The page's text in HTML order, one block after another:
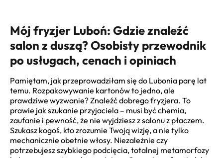
Mój fryzjer Luboń: Gdzie znaleźć
salon z duszą? Osobisty przewodnik
po usługach, cenach i opiniach
Pamiętam, jak przeprowadziłam się do Lubonia parę lat
temu. Rozpakowywanie kartonów to jedno, ale
prawdziwe wyzwanie? Znaleźć dobrego fryzjera. To
prawie jak szukanie przyjaciela – musi być chemia,
zaufanie i pewność, że nie wyjdziesz z salonu z płaczem.
Szukasz kogoś, kto zrozumie Twoją wizję, a nie tylko
mechanicznie obetnie włosy. Niezależnie czy
potrzebujesz szybkiego podcięcia, totalnej metamorfozy